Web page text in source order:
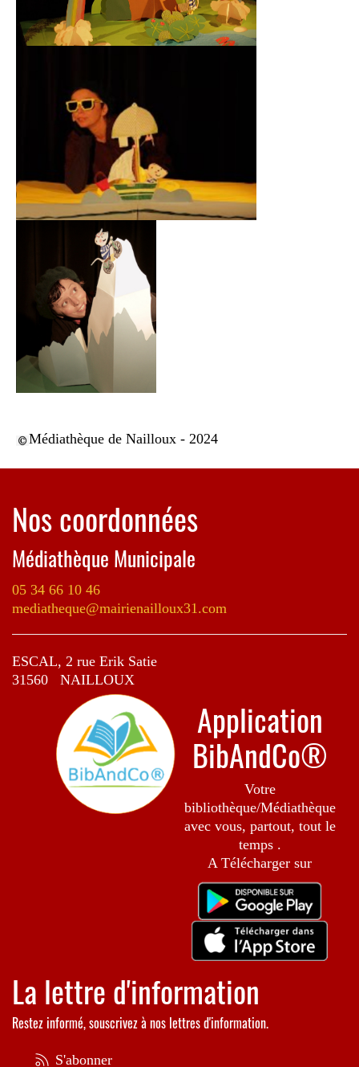
Médiathèque de Nailloux - 2024
Nos coordonnées
Médiathèque Municipale
05 34 66 10 46
mediatheque@mairienailloux31.com
ESCAL, 2 rue Erik Satie
31560 NAILLOUX
Application
BibAndCo®
Votre
bibliothèque/Médiathèque
avec vous, partout, tout le
temps .
A Télécharger sur
La lettre d'information
Restez informé, souscrivez à nos lettres d'information.
S'abonner